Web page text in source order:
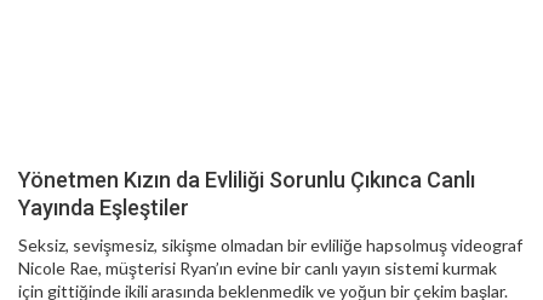
Yönetmen Kızın da Evliliği Sorunlu Çıkınca Canlı
Yayında Eşleştiler
Seksiz, sevişmesiz, sikişme olmadan bir evliliğe hapsolmuş videograf
Nicole Rae, müşterisi Ryan’ın evine bir canlı yayın sistemi kurmak
için gittiğinde ikili arasında beklenmedik ve yoğun bir çekim başlar.